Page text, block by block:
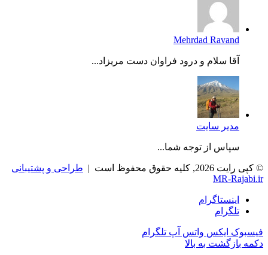
Mehrdad Ravand
آقا سلام و درود فراوان دست مریزاد...
مدیر سایت
سپاس از توجه شما...
© کپی رایت 2026, کلیه حقوق محفوظ است |
طراحی و پشتیبانی
MR-Rajabi.ir
اینستاگرام
تلگرام
فیسبوک ایکس واتس آپ تلگرام
دکمه بازگشت به بالا